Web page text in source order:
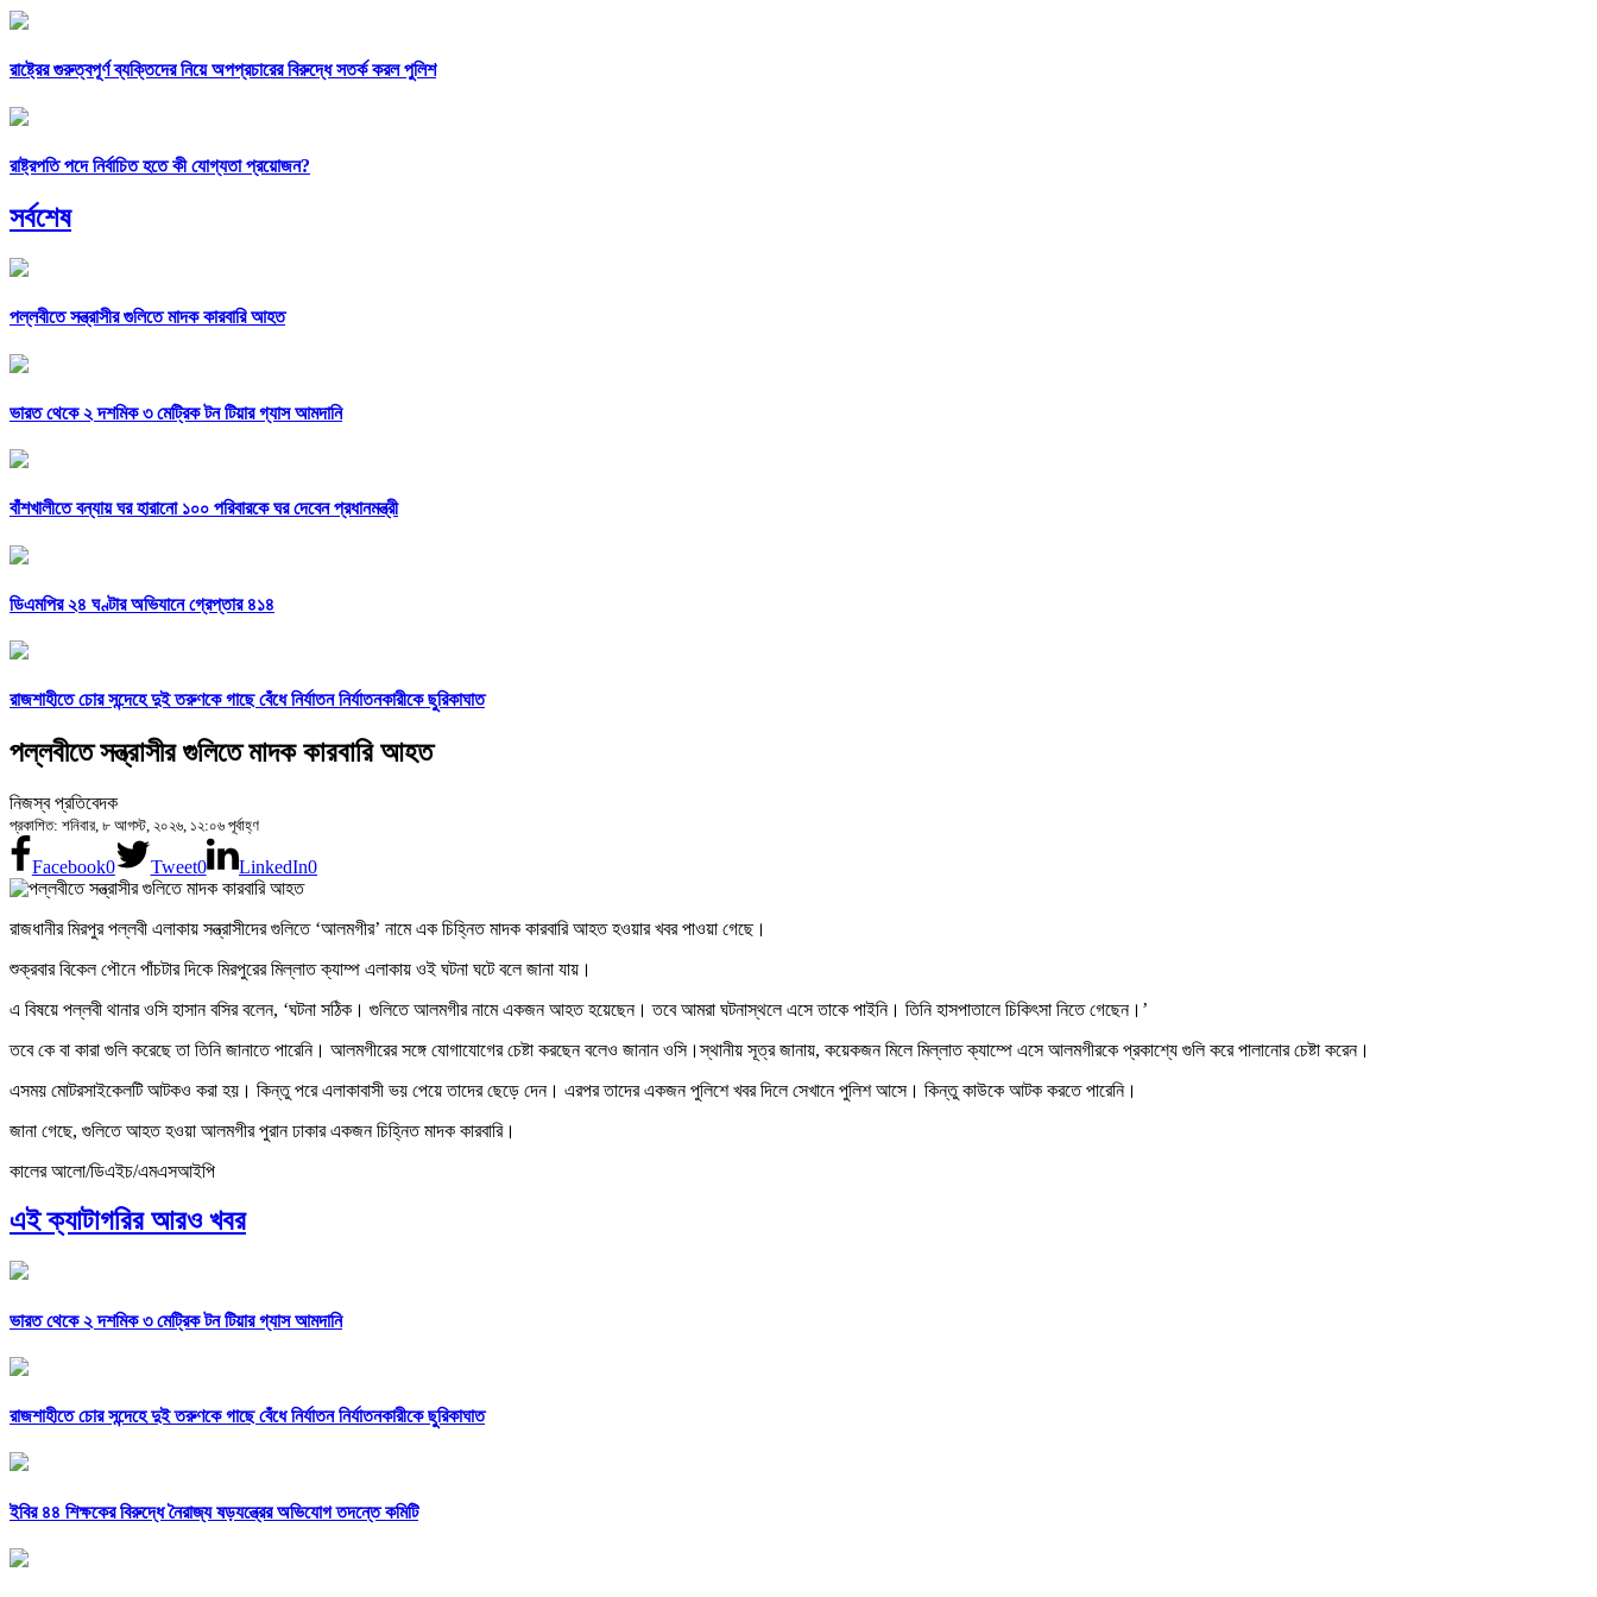
রাষ্ট্রের গুরুত্বপূর্ণ ব্যক্তিদের নিয়ে অপপ্রচারের বিরুদ্ধে সতর্ক করল পুলিশ
রাষ্ট্রপতি পদে নির্বাচিত হতে কী যোগ্যতা প্রয়োজন?
সর্বশেষ
পল্লবীতে সন্ত্রাসীর গুলিতে মাদক কারবারি আহত
ভারত থেকে ২ দশমিক ৩ মেট্রিক টন টিয়ার গ্যাস আমদানি
বাঁশখালীতে বন্যায় ঘর হারানো ১০০ পরিবারকে ঘর দেবেন প্রধানমন্ত্রী
ডিএমপির ২৪ ঘণ্টার অভিযানে গ্রেপ্তার ৪১৪
রাজশাহীতে চোর সন্দেহে দুই তরুণকে গাছে বেঁধে নির্যাতন নির্যাতনকারীকে ছুরিকাঘাত
পল্লবীতে সন্ত্রাসীর গুলিতে মাদক কারবারি আহত
নিজস্ব প্রতিবেদক
প্রকাশিত: শনিবার, ৮ আগস্ট, ২০২৬, ১২:০৬ পূর্বাহ্ণ
Facebook0 Tweet0 LinkedIn0
রাজধানীর মিরপুর পল্লবী এলাকায় সন্ত্রাসীদের গুলিতে ‘আলমগীর’ নামে এক চিহ্নিত মাদক কারবারি আহত হওয়ার খবর পাওয়া গেছে।
শুক্রবার বিকেল পৌনে পাঁচটার দিকে মিরপুরের মিল্লাত ক্যাম্প এলাকায় ওই ঘটনা ঘটে বলে জানা যায়।
এ বিষয়ে পল্লবী থানার ওসি হাসান বসির বলেন, ‘ঘটনা সঠিক। গুলিতে আলমগীর নামে একজন আহত হয়েছেন। তবে আমরা ঘটনাস্থলে এসে তাকে পাইনি। তিনি হাসপাতালে চিকিৎসা নিতে গেছেন।’
তবে কে বা কারা গুলি করেছে তা তিনি জানাতে পারেনি। আলমগীরের সঙ্গে যোগাযোগের চেষ্টা করছেন বলেও জানান ওসি।স্থানীয় সূত্র জানায়, কয়েকজন মিলে মিল্লাত ক্যাম্পে এসে আলমগীরকে প্রকাশ্যে গুলি করে পালানোর চেষ্টা করেন।
এসময় মোটরসাইকেলটি আটকও করা হয়। কিন্তু পরে এলাকাবাসী ভয় পেয়ে তাদের ছেড়ে দেন। এরপর তাদের একজন পুলিশে খবর দিলে সেখানে ‍পুলিশ আসে। কিন্তু কাউকে আটক করতে পারেনি।
জানা গেছে, গুলিতে আহত হওয়া আলমগীর ‍পুরান ঢাকার একজন চিহ্নিত মাদক কারবারি।
কালের আলো/ডিএইচ/এমএসআইপি
এই ক্যাটাগরির আরও খবর
ভারত থেকে ২ দশমিক ৩ মেট্রিক টন টিয়ার গ্যাস আমদানি
রাজশাহীতে চোর সন্দেহে দুই তরুণকে গাছে বেঁধে নির্যাতন নির্যাতনকারীকে ছুরিকাঘাত
ইবির ৪৪ শিক্ষকের বিরুদ্ধে নৈরাজ্য ষড়যন্ত্রের অভিযোগ তদন্তে কমিটি